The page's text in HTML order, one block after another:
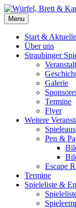
Skip
to
content
Würfel, Brett & Karte
Brettspielverein &
Menu
Start &
Über uns
Straubinger
Galerie
Termine
Flyer
Weitere
Pen &
Escape
Termine
Spieleliste &